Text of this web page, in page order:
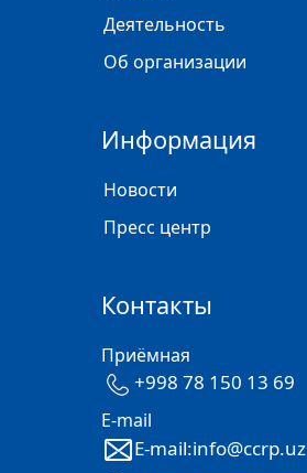
Деятельность
Об организации
Информация
Новости
Пресс центр
Контакты
Приёмная
+998 78 150 13 69
E-mail
E-mail:info@ccrp.uz